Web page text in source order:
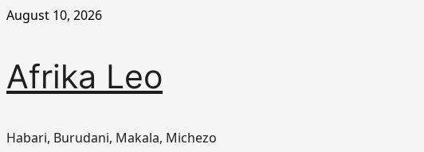
Skip
August 10, 2026
Afrika Leo
Habari, Burudani, Makala, Michezo